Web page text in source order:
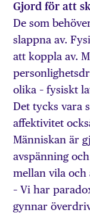
Gjord för att
De som
slappna av.
att koppla av.
olika – fysiskt
Det tycks vara
affektivitet
Människan är
avspänning
mellan vila och
– Vi har
gynnar